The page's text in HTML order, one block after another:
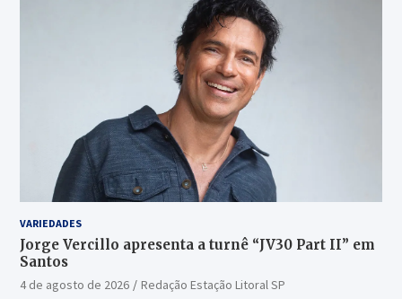
VARIEDADES
Jorge Vercillo apresenta a turnê “JV30 Part II” em
Santos
4 de agosto de 2026
Redação Estação Litoral SP